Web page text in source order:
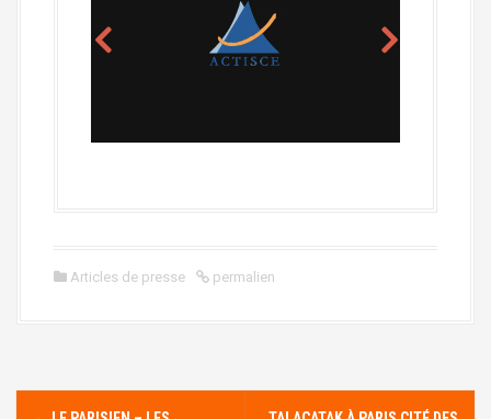
Articles de presse permalien